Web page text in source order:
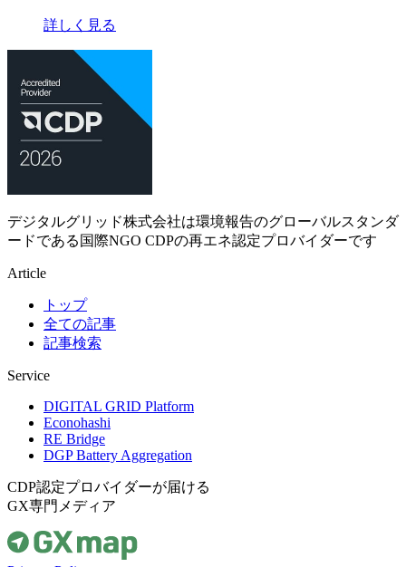
詳しく見る
デジタルグリッド株式会社は環境報告のグローバルスタンダ
ードである国際NGO CDPの再エネ認定プロバイダーです
Article
トップ
全ての記事
記事検索
Service
DIGITAL GRID Platform
Econohashi
RE Bridge
DGP Battery Aggregation
CDP認定プロバイダーが届ける
GX専門メディア